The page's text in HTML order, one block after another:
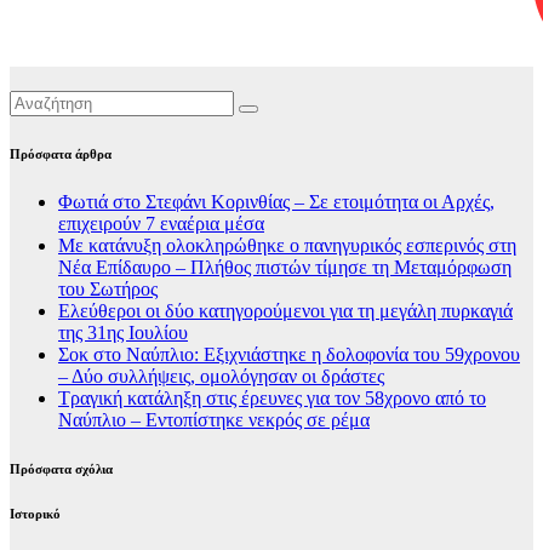
Πρόσφατα άρθρα
Φωτιά στο Στεφάνι Κορινθίας – Σε ετοιμότητα οι Αρχές,
επιχειρούν 7 εναέρια μέσα
Με κατάνυξη ολοκληρώθηκε ο πανηγυρικός εσπερινός στη
Νέα Επίδαυρο – Πλήθος πιστών τίμησε τη Μεταμόρφωση
του Σωτήρος
Ελεύθεροι οι δύο κατηγορούμενοι για τη μεγάλη πυρκαγιά
της 31ης Ιουλίου
Σοκ στο Ναύπλιο: Εξιχνιάστηκε η δολοφονία του 59χρονου
– Δύο συλλήψεις, ομολόγησαν οι δράστες
Τραγική κατάληξη στις έρευνες για τον 58χρονο από το
Ναύπλιο – Εντοπίστηκε νεκρός σε ρέμα
Πρόσφατα σχόλια
Ιστορικό